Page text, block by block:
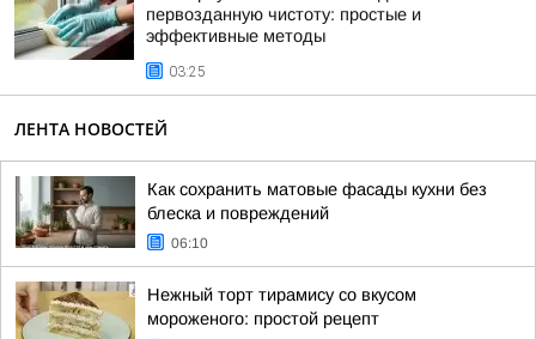
первозданную чистоту: простые и
эффективные методы
03:25
ЛЕНТА НОВОСТЕЙ
Как сохранить матовые фасады кухни без
блеска и повреждений
06:10
Нежный торт тирамису со вкусом
мороженого: простой рецепт